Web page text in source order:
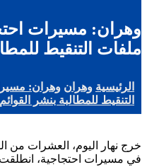
وهران: مسيرات
ملفات التنقيط
الرئيسية وهران وهران:
التنقيط للمطالبة بنشر القوائم
خرج نهار اليوم، العشرات من
في مسيرات احتجاجية، انطلقت